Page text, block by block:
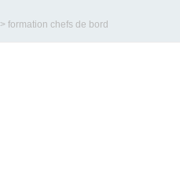
>formation chefs de bord